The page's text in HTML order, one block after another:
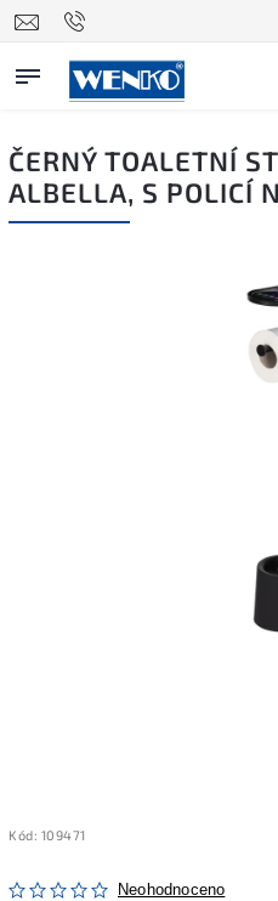
ČERNÝ TOALETNÍ
ALBELLA, S POLICÍ
Kód: 109471
Neohodnoceno